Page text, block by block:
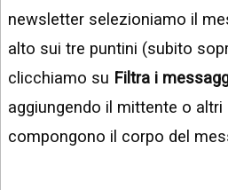
newsletter selezioniamo il
alto sui tre puntini (subito
clicchiamo su Filtra i
aggiungendo il mittente o altri
compongono il corpo del